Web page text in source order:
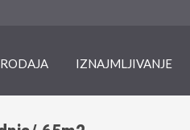
IZNAJMLJIVANJE